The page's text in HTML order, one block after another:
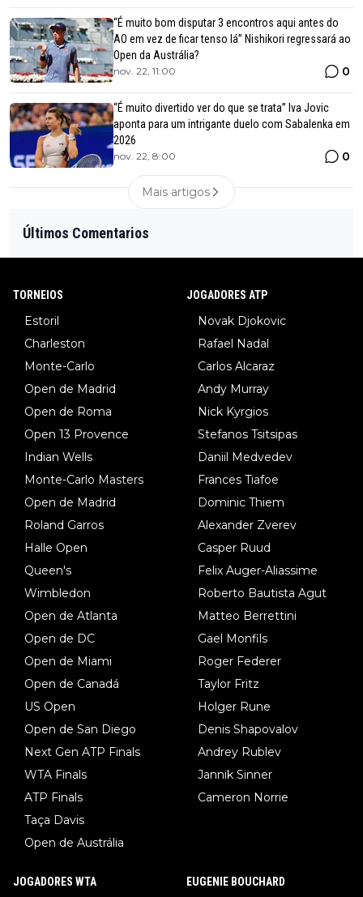
“É muito bom disputar 3 encontros aqui antes do
AO em vez de ficar tenso lá” Nishikori regressará ao
Open da Austrália?
nov. 22, 11:00 0
“É muito divertido ver do que se trata” Iva Jovic
aponta para um intrigante duelo com Sabalenka em
2026
nov. 22, 8:00 0
Mais artigos
Últimos Comentarios
TORNEIOS
Estoril
Charleston
Monte-Carlo
Open de Madrid
Open de Roma
Open 13 Provence
Indian Wells
Monte-Carlo Masters
Open de Madrid
Roland Garros
Halle Open
Queen's
Wimbledon
Open de Atlanta
Open de DC
Open de Miami
Open de Canadá
US Open
Open de San Diego
Next Gen ATP Finals
WTA Finals
ATP Finals
Taça Davis
Open de Austrália
JOGADORES ATP
Novak Djokovic
Rafael Nadal
Carlos Alcaraz
Andy Murray
Nick Kyrgios
Stefanos Tsitsipas
Daniil Medvedev
Frances Tiafoe
Dominic Thiem
Alexander Zverev
Casper Ruud
Felix Auger-Aliassime
Roberto Bautista Agut
Matteo Berrettini
Gael Monfils
Roger Federer
Taylor Fritz
Holger Rune
Denis Shapovalov
Andrey Rublev
Jannik Sinner
Cameron Norrie
JOGADORES WTA EUGENIE BOUCHARD